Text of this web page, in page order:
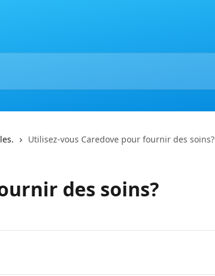
Utilisez-vous Caredove pour fournir des soins?
des soins?